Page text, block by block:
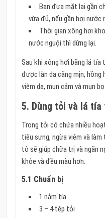
Bạn đưa mặt lại gần
vừa đủ, nếu gần hơi nước
Thời gian xông hơi
nước nguội thì dừng lại.
Sau khi xông hơi bằng lá tía
được làn da căng mịn,
viêm da, mụn cám và mụn
5. Dùng tỏi và lá
Trong tỏi có chứa nhiều
tiêu sưng, ngừa viêm và
tô sẽ giúp chữa trị và ngăn
khỏe và đều màu hơn.
5.1 Chuẩn bị
1 nắm tía
3 – 4 tép tỏi